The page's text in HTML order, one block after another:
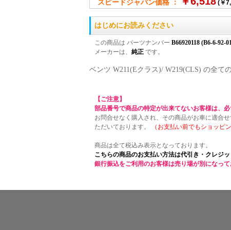
スピードジャパン価格 ： (￥
はじめにお読みください
この商品は パーツナンバー B66920118 (B6-6-92-
メーカーは、 純正です。
ベンツ W211(Eクラス)/ W219(CLS) の全て
【ご注意】
部品番号で商品の特定が出来てないお客様は、
お問合せなく購入され、その商品がお車に適合
ただいております。
（お支払い前でもショッピ
商品は全て税込み表示となっております。
こちらの商品のお支払い方法は代引き・クレジッ
銀行振込をご利用のお客様は売り場が別になって